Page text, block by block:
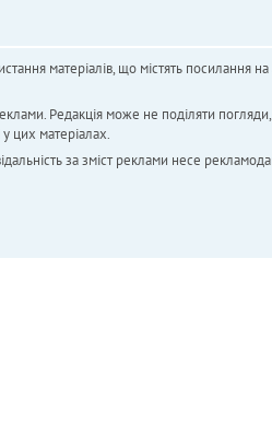
матеріалів, що містять посилання на
Редакція може не поділяти погляди,
цих матеріалах.
за зміст реклами несе